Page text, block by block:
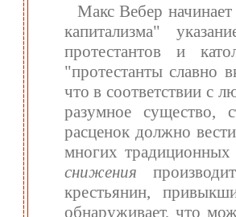
Макс Вебер
капитализма"
протестантов и
"протестанты славно
что в соответствии с
разумное существо,
расценок должно
многих
снижения
крестьянин,
обнаруживает, что